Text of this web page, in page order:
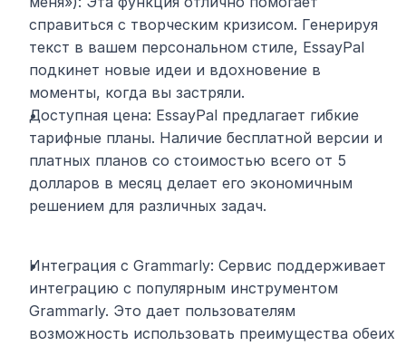
справиться с творческим кризисом. Генерируя
текст в вашем персональном стиле, EssayPal
подкинет новые идеи и вдохновение в
моменты, когда вы застряли.
Доступная цена: EssayPal предлагает гибкие
тарифные планы. Наличие бесплатной версии и
платных планов со стоимостью всего от 5
долларов в месяц делает его экономичным
решением для различных задач.
Интеграция с Grammarly: Сервис поддерживает
интеграцию с популярным инструментом
Grammarly. Это дает пользователям
возможность использовать преимущества обеих